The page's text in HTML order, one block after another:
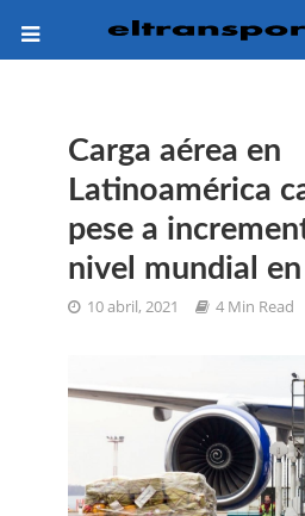
Carga aérea en
Latinoamérica
pese a
nivel mundial
10 abril, 2021 4 Min Read